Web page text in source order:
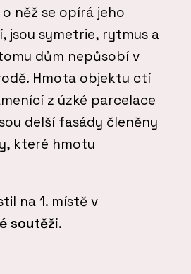
něž se opírá jeho
jsou symetrie, rytmus a
dům nepůsobí v
Hmota objektu ctí
z úzké parcelace
delší fasády členěny
které hmotu
na 1. místě v
soutěži.